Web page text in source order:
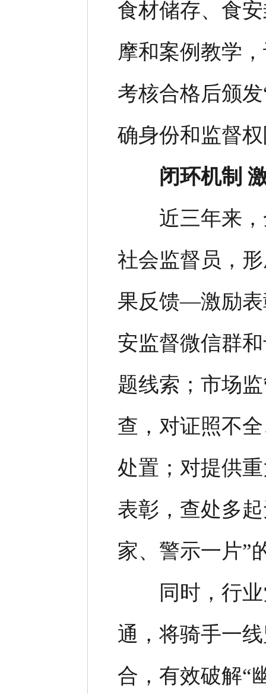
食材储存、食
摩和案例教学
考核合格后颁
确身份和监督
闭环机制
近三年来，
社会监督员，
果反馈—激励表
安监督微信群
题线索；市场
查，对证照不
处置；对提供
表彰，查处多
家、警示一片”
同时，行业
通，将骑手一
合，有效破解“